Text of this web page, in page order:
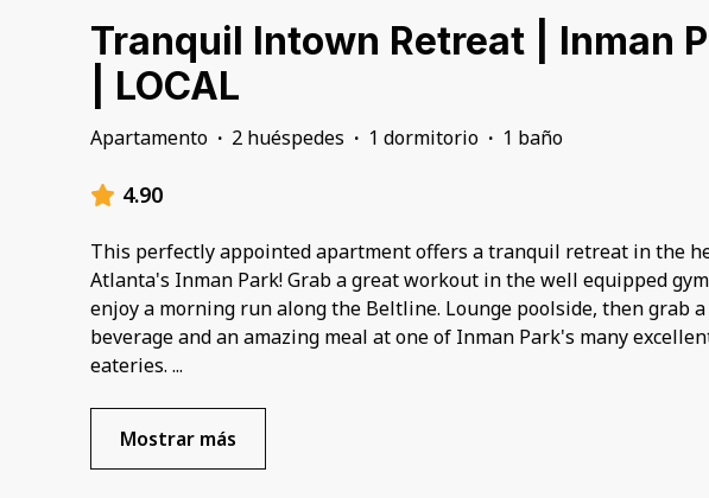
Tranquil Intown Retreat | Inman
| LOCAL
Apartamento · 2 huéspedes · 1 dormitorio · 1 baño
4.90
This perfectly appointed apartment offers a tranquil retreat in the
Atlanta's Inman Park! Grab a great workout in the well equipped
enjoy a morning run along the Beltline. Lounge poolside, then grab a
beverage and an amazing meal at one of Inman Park's many
eateries. ...
Mostrar más